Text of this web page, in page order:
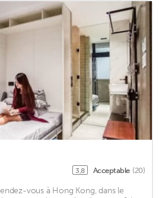
3,8 Acceptable (20)
vous à Hong Kong, dans le